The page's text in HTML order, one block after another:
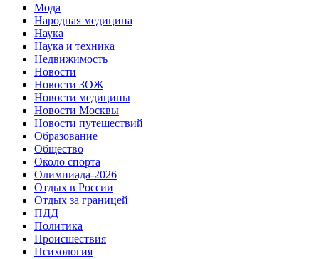
Мода
Народная медицина
Наука
Наука и техника
Недвижимость
Новости
Новости ЗОЖ
Новости медицины
Новости Москвы
Новости путешествий
Образование
Общество
Около спорта
Олимпиада-2026
Отдых в России
Отдых за границей
ПДД
Политика
Происшествия
Психология